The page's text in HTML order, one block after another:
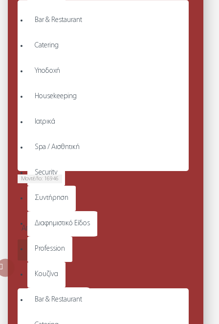
Bar & Restaurant
Catering
Υποδοχή
Housekeeping
Ιατρικά
Spa / Αισθητική
Security
Συντήρηση
Διαφημιστικό Είδος
Profession
Κουζίνα
Bar & Restaurant
Μοντέλο: 16946
JOGGING
Από 37,20€
ΚΑΛΆΘΙ